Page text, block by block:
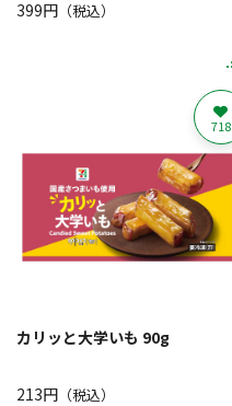
399円 （税込）
カリッと大学いも 90g
213円 （税込）
718